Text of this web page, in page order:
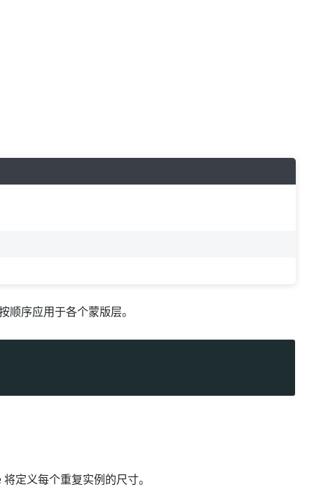
序应用于各个蒙版层。
义每个重复实例的尺寸。